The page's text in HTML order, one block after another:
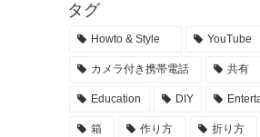
タグ
Howto & Style YouTube
カメラ付き携帯電話 共有
Education DIY
箱 作り方 折り方